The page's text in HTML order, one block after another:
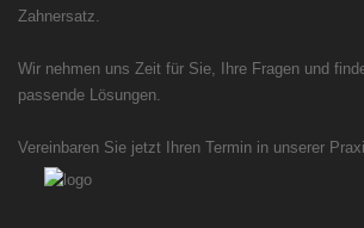
Zahnersatz.
Wir nehmen uns Zeit für Sie, Ihre Fragen und
passende Lösungen.
Vereinbaren Sie jetzt Ihren Termin in unserer